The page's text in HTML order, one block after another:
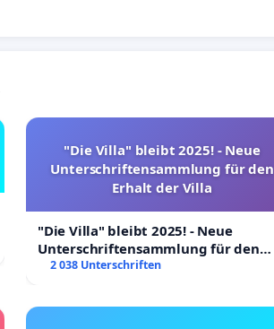
"Die Villa" bleibt 2025! - Neue
Unterschriftensammlung für den
Erhalt der Villa
"Die Villa" bleibt 2025! - Neue
Unterschriftensammlung für den
Erhalt der Villa
2 038 Unterschriften